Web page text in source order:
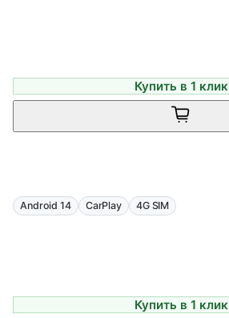
Купить в 1 клик
Android 14 CarPlay 4G SIM
Купить в 1 клик